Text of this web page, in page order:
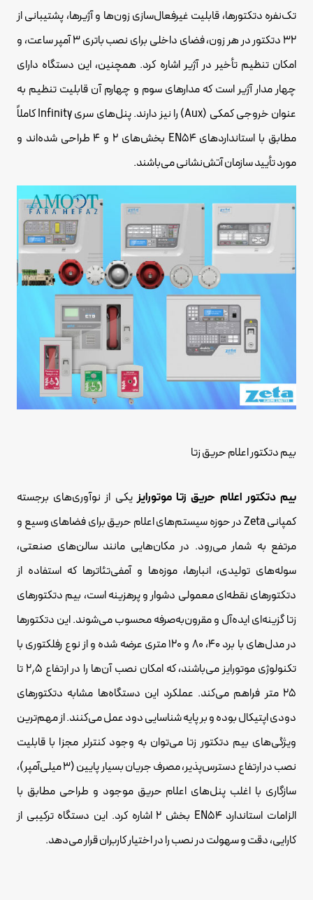
تک‌نفره دتکتورها، قابلیت غیرفعال‌سازی زون‌ها و آژیرها، پشتیبانی از
۳۲ دتکتور در هر زون، فضای داخلی برای نصب باتری ۳ آمپر ساعت، و
امکان تنظیم تأخیر در آژیر اشاره کرد. همچنین، این دستگاه دارای
چهار مدار آژیر است که مدارهای سوم و چهارم آن قابلیت تنظیم به
عنوان خروجی کمکی (Aux) را نیز دارند. پنل‌های سری Infinity کاملاً
مطابق با استانداردهای EN54 بخش‌های ۲ و ۴ طراحی شده‌اند و
مورد تأیید سازمان آتش‌نشانی می‌باشند.
بیم دتکتور اعلام حریق زتا
بیم دتکتور اعلام حریق زتا موتورایز یکی از نوآوری‌های برجسته
کمپانی Zeta در حوزه سیستم‌های اعلام حریق برای فضاهای وسیع و
مرتفع به شمار می‌رود. در مکان‌هایی مانند سالن‌های صنعتی،
سوله‌های تولیدی، انبارها، موزه‌ها و آمفی‌تئاترها که استفاده از
دتکتورهای نقطه‌ای معمولی دشوار و پرهزینه است، بیم دتکتورهای
زتا گزینه‌ای ایده‌آل و مقرون‌به‌صرفه محسوب می‌شوند. این دتکتورها
در مدل‌های با برد ۴۰، ۸۰ و ۱۲۰ متری عرضه شده و از نوع رفلکتوری با
تکنولوژی موتورایز می‌باشند، که امکان نصب آن‌ها را در ارتفاع ۲٫۵ تا
۲۵ متر فراهم می‌کند. عملکرد این دستگاه‌ها مشابه دتکتورهای
دودی اپتیکال بوده و بر پایه شناسایی دود عمل می‌کنند. از مهم‌ترین
ویژگی‌های بیم دتکتور زتا می‌توان به وجود کنترلر مجزا با قابلیت
نصب در ارتفاع دسترس‌پذیر، مصرف جریان بسیار پایین (۳ میلی‌آمپر)،
سازگاری با اغلب پنل‌های اعلام حریق موجود و طراحی مطابق با
الزامات استاندارد EN54 بخش ۲ اشاره کرد. این دستگاه ترکیبی از
کارایی، دقت و سهولت در نصب را در اختیار کاربران قرار می‌دهد.